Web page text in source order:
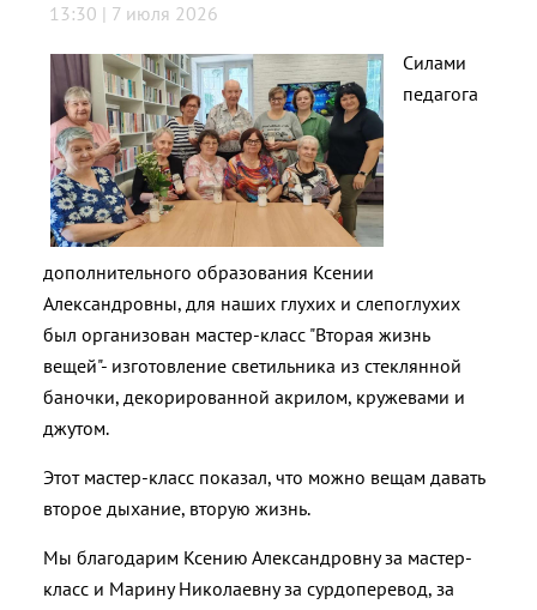
13:30 | 7 июля 2026
Силами
педагога
дополнительного образования Ксении
Александровны, для наших глухих и слепоглухих
был организован мастер-класс "Вторая жизнь
вещей"- изготовление светильника из стеклянной
баночки, декорированной акрилом, кружевами и
джутом.
Этот мастер-класс показал, что можно вещам давать
второе дыхание, вторую жизнь.
Мы благодарим Ксению Александровну за мастер-
класс и Марину Николаевну за сурдоперевод, за